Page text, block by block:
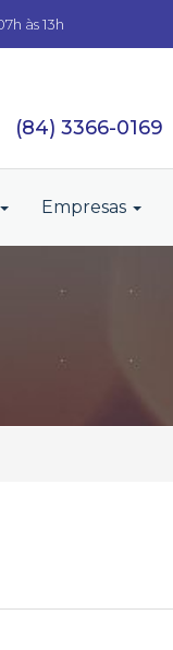
às 13h
(84) 3366-0169
Empresas